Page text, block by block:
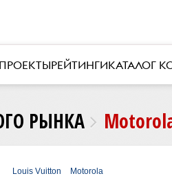
РЕЙТИНГИКАТАЛОГ
РЫНКА
Louis Vuitton Motorola